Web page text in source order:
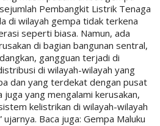
Pembangkit Listrik Tenaga
di wilayah gempa tidak terkena
seperti biasa. Namun, ada
di bagian bangunan sentral,
gangguan terjadi di
di wilayah-wilayah yang
dan yang terdekat dengan pusat
juga yang mengalami kerusakan,
kelistrikan di wilayah-wilayah
Baca juga: Gempa Maluku